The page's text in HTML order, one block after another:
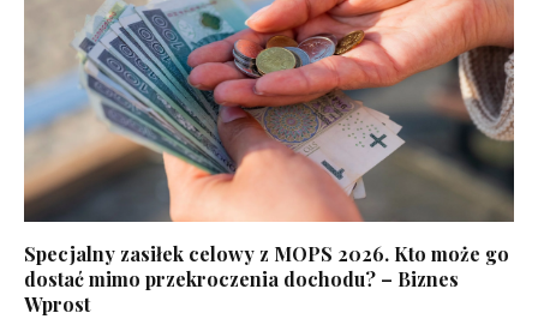
Specjalny zasiłek celowy z MOPS 2026. Kto może go
dostać mimo przekroczenia dochodu? – Biznes
Wprost